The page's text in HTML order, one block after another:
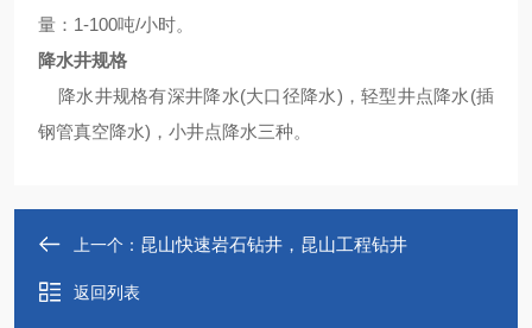
量：1-100吨/小时。
降水井规格
降水井规格有深井降水(大口径降水)，轻型井点降水(插
钢管真空降水)，小井点降水三种。
上一个： 昆山快速岩石钻井，昆山工程钻井
返回列表